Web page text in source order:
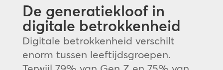
De generatiekloof in
digitale betrokkenheid
Digitale betrokkenheid verschilt
enorm tussen leeftijdsgroepen.